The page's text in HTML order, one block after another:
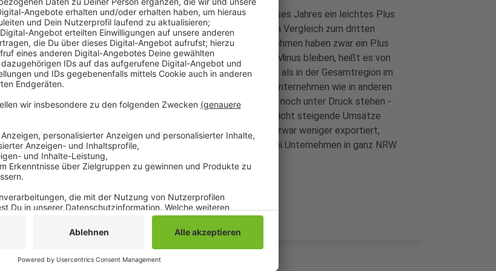
Demnach konnten die Unternehmen bei uns im dritten Quartal dieses Jahres ein leichtes Plus
von 0,3 Prozent im Vergleich zum Vorjahresquartal verzeichnen, im Vergleich zum dritten
Quartal von 2022 sogar ein Plus von knapp 4 Prozent. Die Unternehmen haben zwar ein Plus
gemacht, durch die Inflation würden sie unter dem Strich aber im Minus bleiben, heißt es von
der IHK. Trotzdem sei die Entwicklung bei uns in der Stadt besser als in der Gesamtregion im
Durchschnitt - denn hier gebe es nicht so viele energieintensive Unternehmen wie in anderen
Teilregionen. Diese würden wegen der hohen Energiepreise immer noch unter Druck stehen -
umso positiver sei es, dass die Chemie- und die Metall-Branche leicht steigende Umsätze
melden. Darüber hinaus haben Mönchengladbacher Unternehmen zwar weniger exportiert,
dafür ist die Nachfrage im Inland um gut 7 Prozent gestiegen - bei Unternehmen in ganz NRW
ist sie um 3,4 Prozent gesunken.